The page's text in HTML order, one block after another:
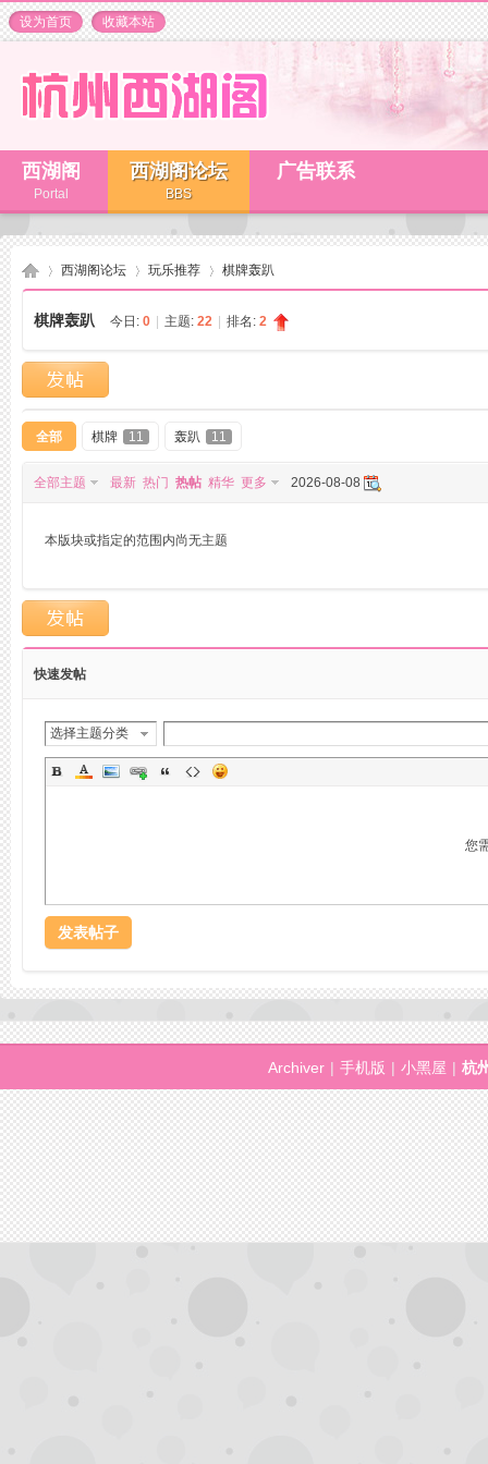
设为首页 收藏本站
西湖阁
Portal
西湖阁论坛
BBS
广告联系
杭 »
西湖阁论坛 玩乐推荐 棋牌轰趴
棋牌轰趴 今日: 0 主题: 22 排名: 2
全部 棋牌 11 轰趴 11
全部主题 最新 热门 热帖 精华 更多 2026-08-08
本版块或指定的范围内尚无主题
快速发帖
选择主题分类
您
发表帖子
Archiver | 手机版 | 小黑屋 | 杭